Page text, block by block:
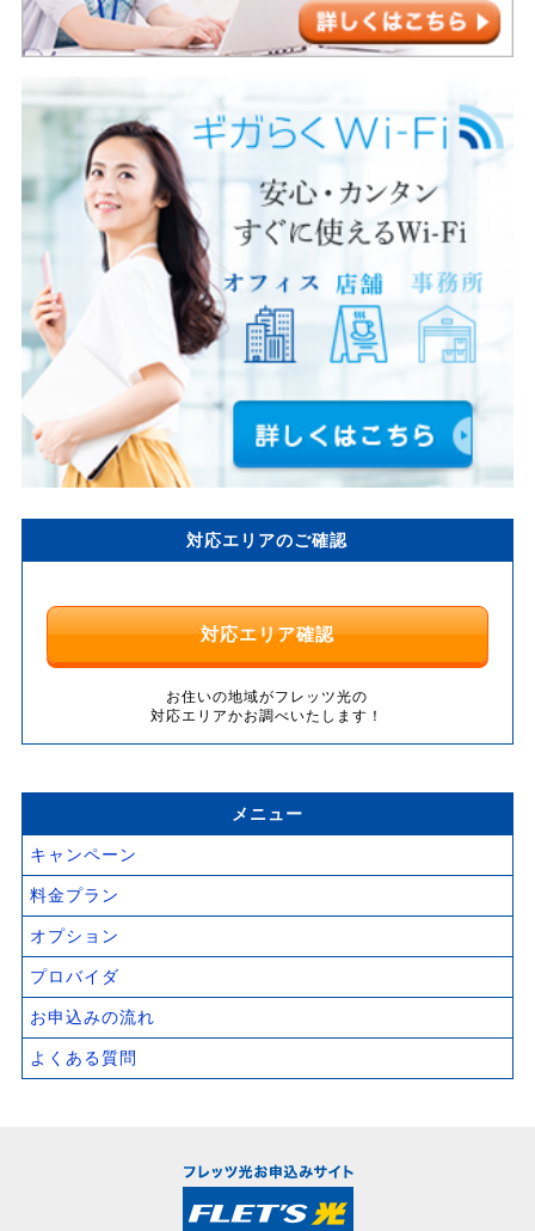
対応エリアのご確認
対応エリア確認
お住いの地域がフレッツ光の
対応エリアかお調べいたします！
メニュー
キャンペーン
料金プラン
オプション
プロバイダ
お申込みの流れ
よくある質問